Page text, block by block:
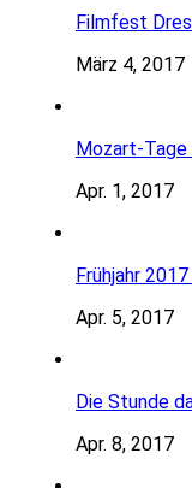
Filmfest
März 4, 2017
Mozart-Tage
Apr. 1, 2017
Frühjahr
Apr. 5, 2017
Die Stunde
Apr. 8, 2017